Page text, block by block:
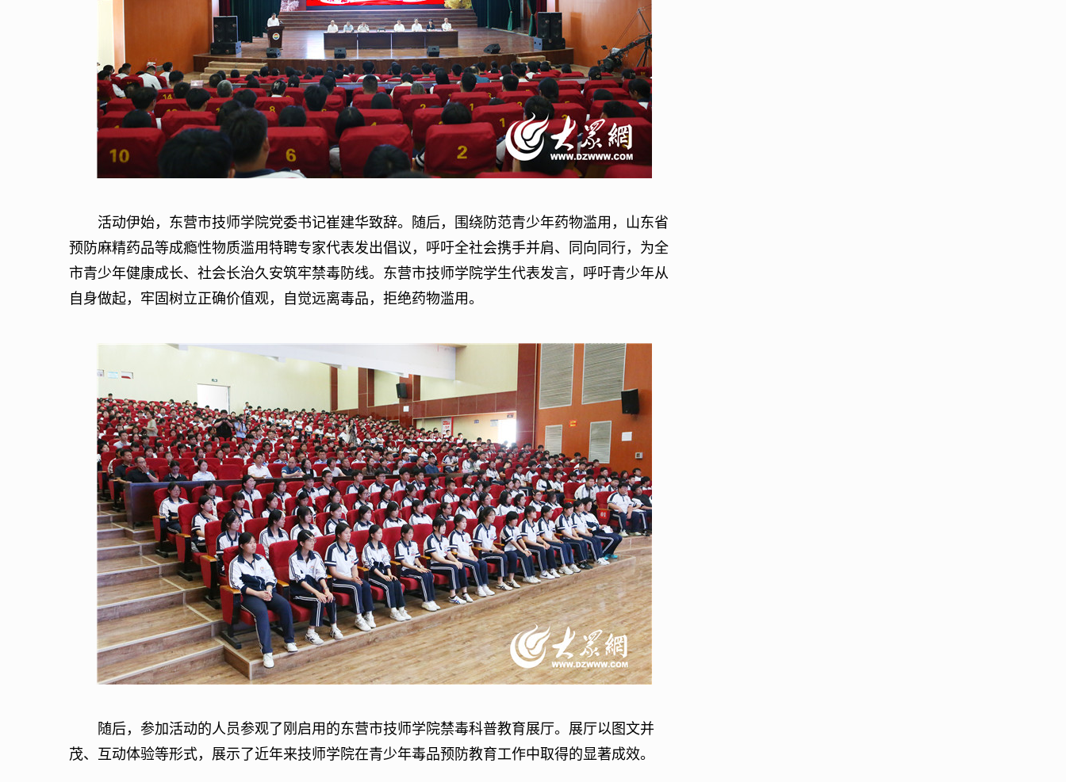
活动伊始，东营市技师学院党委书记崔建华致辞。随后，围绕防范青少年药物滥用，山东省
预防麻精药品等成瘾性物质滥用特聘专家代表发出倡议，呼吁全社会携手并肩、同向同行，为全
市青少年健康成长、社会长治久安筑牢禁毒防线。东营市技师学院学生代表发言，呼吁青少年从
自身做起，牢固树立正确价值观，自觉远离毒品，拒绝药物滥用。
随后，参加活动的人员参观了刚启用的东营市技师学院禁毒科普教育展厅。展厅以图文并
茂、互动体验等形式，展示了近年来技师学院在青少年毒品预防教育工作中取得的显著成效。